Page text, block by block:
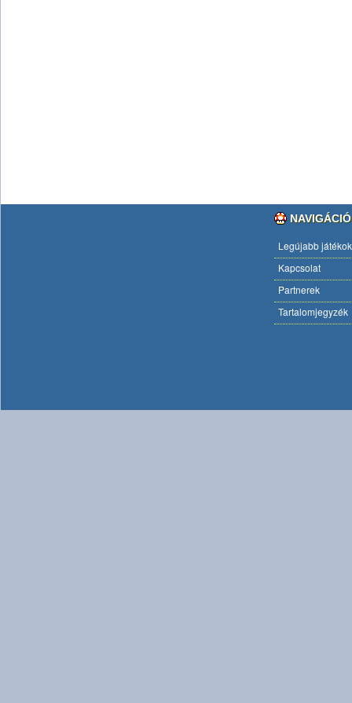
Legújabb játékok
Kapcsolat
Partnerek
Tartalomjegyzék